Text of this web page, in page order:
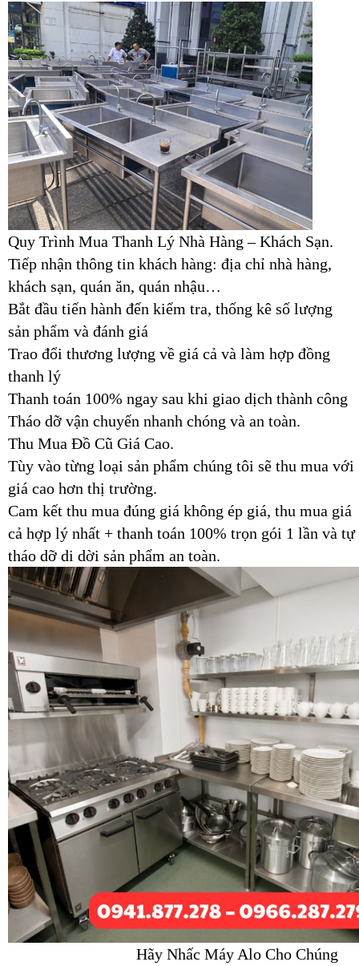
Quy Trình Mua Thanh Lý Nhà Hàng – Khách Sạn.
Tiếp nhận thông tin khách hàng: địa chỉ nhà hàng,
khách sạn, quán ăn, quán nhậu…
Bắt đầu tiến hành đến kiểm tra, thống kê số lượng
sản phẩm và đánh giá
Trao đổi thương lượng về giá cả và làm hợp đồng
thanh lý
Thanh toán 100% ngay sau khi giao dịch thành công
Tháo dỡ vận chuyển nhanh chóng và an toàn.
Thu Mua Đồ Cũ Giá Cao.
Tùy vào từng loại sản phẩm chúng tôi sẽ thu mua với
giá cao hơn thị trường.
Cam kết thu mua đúng giá không ép giá, thu mua giá
cả hợp lý nhất + thanh toán 100% trọn gói 1 lần và tự
tháo dỡ di dời sản phẩm an toàn.
Hãy Nhấc Máy Alo Cho Chúng